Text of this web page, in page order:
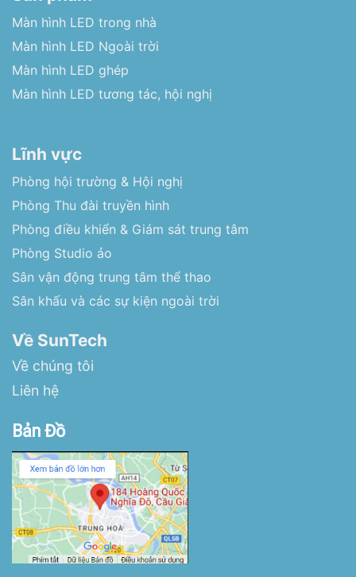
Màn hình LED trong nhà
Màn hình LED Ngoài trời
Màn hình LED ghép
Màn hình LED tương tác, hội nghị
Lĩnh vực
Phòng hội trường & Hội nghị
Phòng Thu đài truyền hình
Phòng điều khiển & Giám sát trung tâm
Phòng Studio ảo
Sân vận động trung tâm thể thao
Sân khấu và các sự kiện ngoài trời
Về SunTech
Về chúng tôi
Liên hệ
Bản Đồ